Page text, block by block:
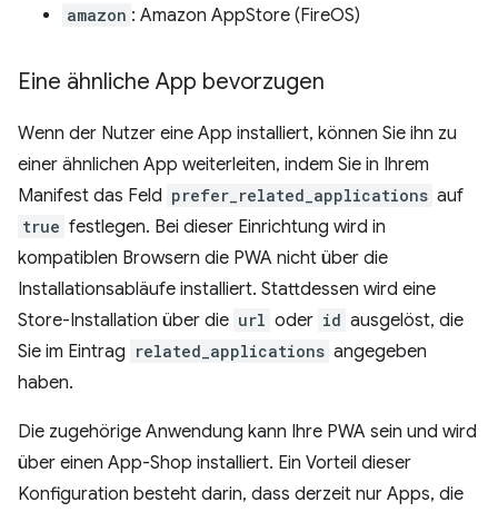
amazon : Amazon AppStore (FireOS)
Eine ähnliche App bevorzugen
Wenn der Nutzer eine App installiert, können Sie ihn zu
einer ähnlichen App weiterleiten, indem Sie in Ihrem
Manifest das Feld prefer_related_applications auf
true festlegen. Bei dieser Einrichtung wird in
kompatiblen Browsern die PWA nicht über die
Installationsabläufe installiert. Stattdessen wird eine
Store-Installation über die url oder id ausgelöst, die
Sie im Eintrag related_applications angegeben
haben.
Die zugehörige Anwendung kann Ihre PWA sein und wird
über einen App-Shop installiert. Ein Vorteil dieser
Konfiguration besteht darin, dass derzeit nur Apps, die